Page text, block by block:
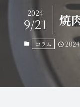
焼
2024
9/21
コラム